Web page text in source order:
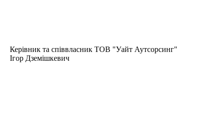
Керівник та співвласник ТОВ "Уайт Аутсорсинг"
Ігор Дземішкевич